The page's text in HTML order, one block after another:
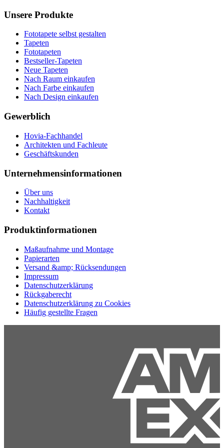
Unsere Produkte
Fototapete selbst gestalten
Tapeten
Fototapeten
Bestseller-Tapeten
Neue Tapeten
Nach Raum einkaufen
Nach Farbe einkaufen
Nach Design einkaufen
Gewerblich
Hovia-Fachhandel
Architekten und Fachleute
Geschäftskunden
Unternehmensinformationen
Über uns
Nachhaltigkeit
Kontakt
Produktinformationen
Maßaufnahme und Montage
Papierarten
Versand &amp; Rücksendungen
Impressum
Datenschutzerklärung
Rückgaberecht
Datenschutzerklärung zu Cookies
Häufig gestellte Fragen